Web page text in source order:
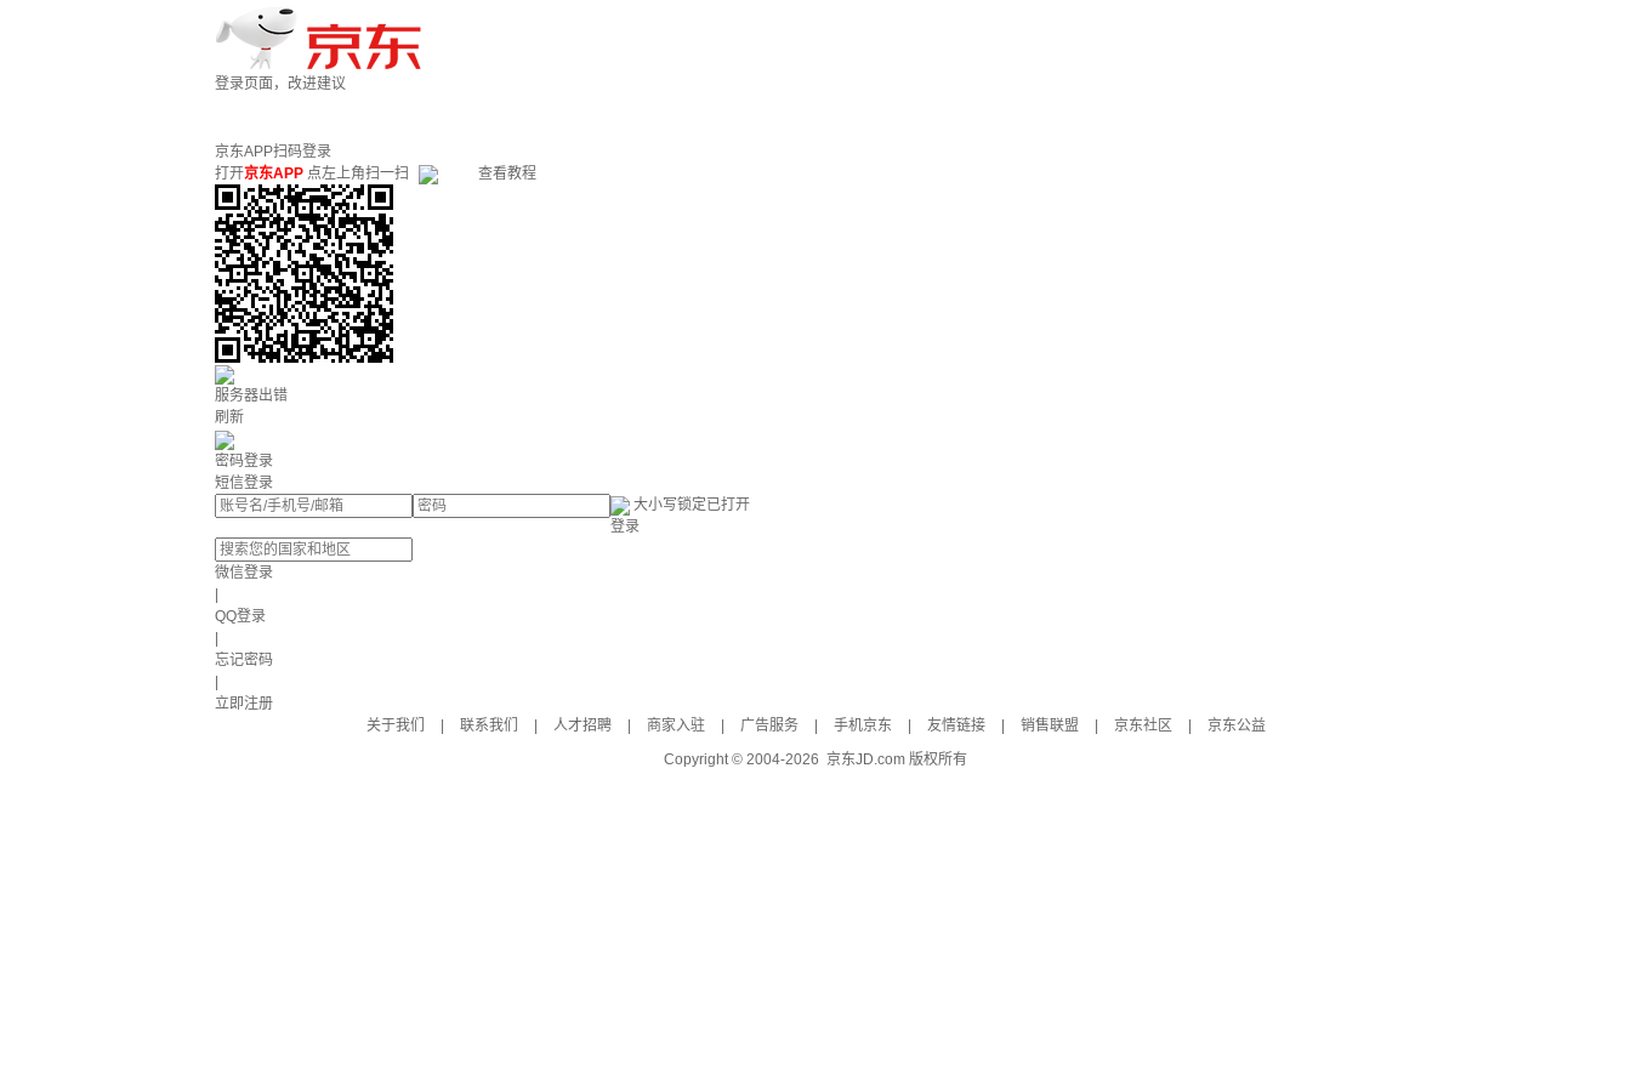
登录页面，改进建议
京东APP扫码登录
打开京东APP 点左上角扫一扫 查看教程
服务器出错
刷新
密码登录
短信登录
大小写锁定已打开
登录
微信登录
QQ登录
忘记密码
立即注册
关于我们
联系我们 人才招聘 商家入驻 广告服务 手机京东 友情链接 销售联盟 京东社区
京东公益
Copyright © 2004-2026 京东JD.com 版权所有